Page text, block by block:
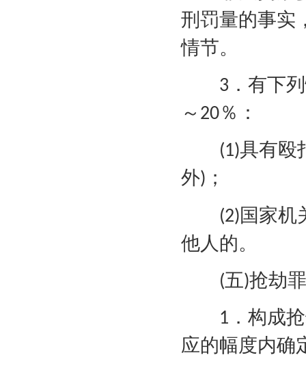
刑罚量的事实
情节。
3 ．有下
～ 20％：
(1)具有殴
外) ；
(2)国家机
他人的。
(五)抢劫罪
1 ．构成
应的幅度内确